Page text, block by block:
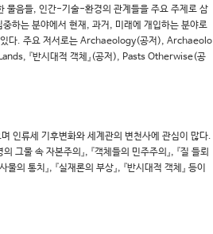
기자단소식
여하기
1:1온라인상담
자치동아리
물음들, 인간-기술-환경의 관계들을 주요 주제로 삼
하는 분야에서 현재, 과거, 미래에 개입하는 분야로
있다. 주요 저서로는 Archaeology(공저), Archaeolo
『반시대적 객체』(공저), Pasts Otherwise(공
인류세 기후변화와 세계관의 변천사에 관심이 많다.
그물 속 자본주의』, 『객체들의 민주주의』, 『질 들뢰
물의 통치』, 『실재론의 부상』, 『반시대적 객체』 등이